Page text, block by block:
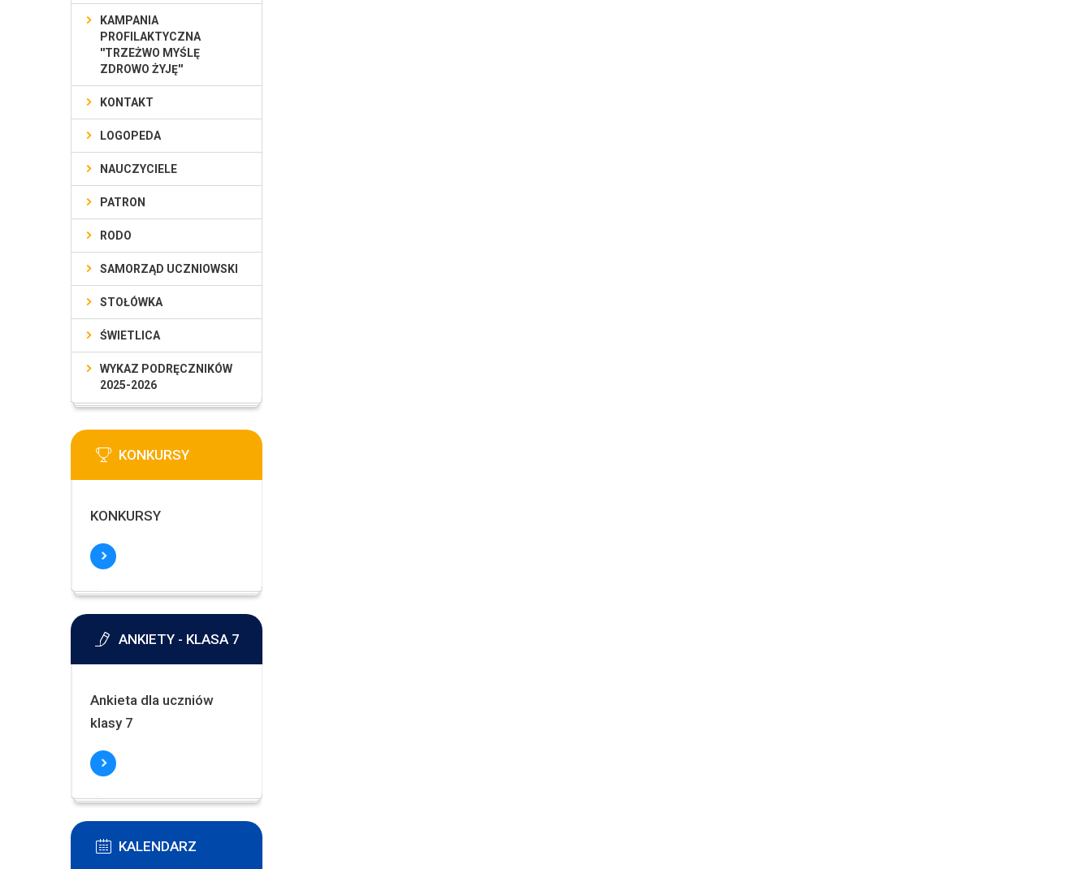
KAMPANIA
PROFILAKTYCZNA
''TRZEŻWO MYŚLĘ
ZDROWO ŻYJĘ''
KONTAKT
LOGOPEDA
NAUCZYCIELE
PATRON
RODO
SAMORZĄD UCZNIOWSKI
STOŁÓWKA
ŚWIETLICA
WYKAZ PODRĘCZNIKÓW
2025-2026
KONKURSY
KONKURSY
ANKIETY - KLASA 7
Ankieta dla uczniów
klasy 7
KALENDARZ